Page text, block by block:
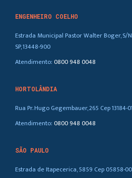
ENGENHEIRO COELHO
Estrada Municipal Pastor Walter Boger, S/
SP, 13448-900
Atendimento:0800 948 0048
HORTOLÂNDIA
Rua Pr. Hugo Gegembauer, 265 Cep
Atendimento:0800 948 0048
SÃO PAULO
Estrada de Itapecerica, 5859 Cep 05858-